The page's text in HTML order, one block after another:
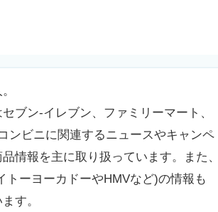
ブン-イレブン、ファミリーマート、
ンビニに関連するニュースやキャンペ
情報を主に取り扱っています。また、
トーヨーカドーやHMVなど)の情報も
す。